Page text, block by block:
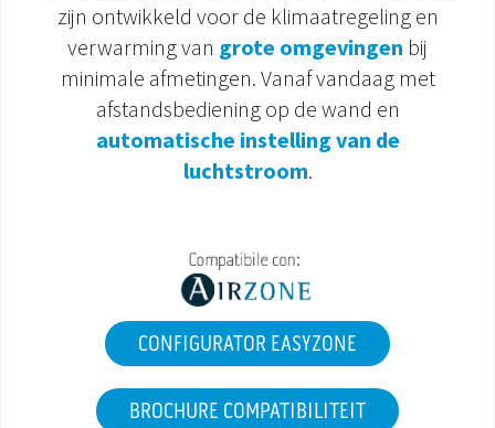
zijn ontwikkeld voor de klimaatregeling en
verwarming van grote omgevingen bij
minimale afmetingen. Vanaf vandaag met
afstandsbediening op de wand en
automatische instelling van de
luchtstroom.
CONFIGURATOR EASYZONE
BROCHURE COMPATIBILITEIT